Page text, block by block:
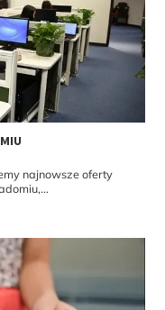
najnowsze oferty